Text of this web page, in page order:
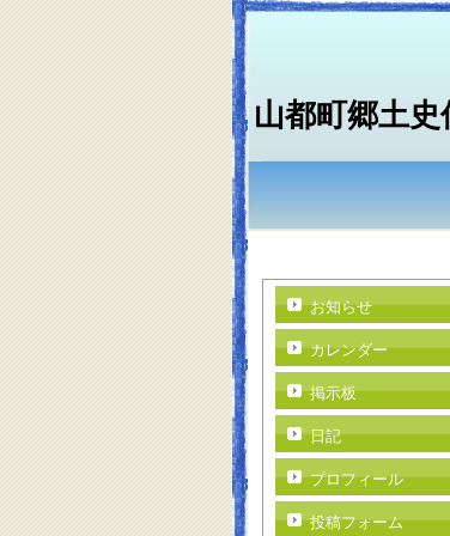
山都町郷土史
お知らせ
カレンダー
掲示板
日記
プロフィール
投稿フォーム